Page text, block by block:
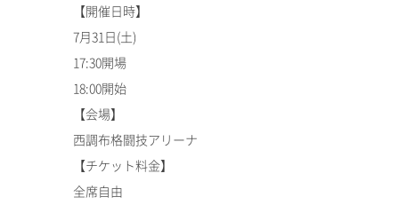
【開催日時】
7月31日(土)
17:30開場
18:00開始
【会場】
西調布格闘技アリーナ
【チケット料金】
全席自由